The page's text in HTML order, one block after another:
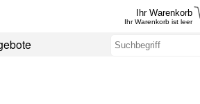
Ihr Warenkorb
Ihr Warenkorb ist leer